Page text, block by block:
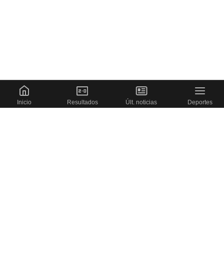
Inicio Resultados Últ. noticias Deportes